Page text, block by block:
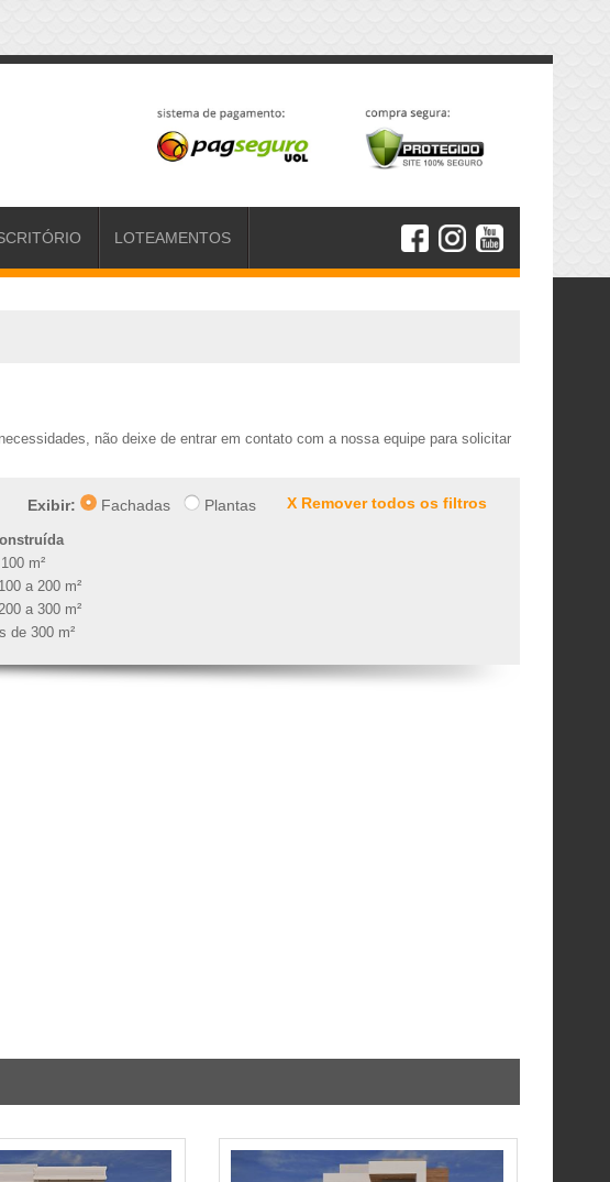
LOTEAMENTOS
não deixe de entrar em contato com a nossa equipe para solicitar
X Remover todos os filtros
Exibir: Fachadas Plantas
m²
a 200 m²
a 300 m²
de 300 m²